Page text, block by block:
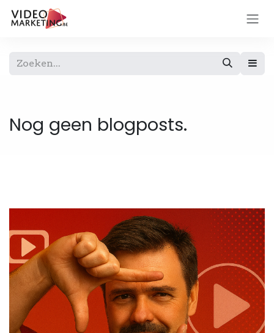
Overslaan naar inhoud
Nog geen blogposts.